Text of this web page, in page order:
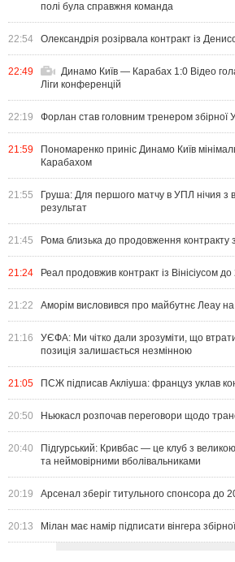
полі була справжня команда
22:54 Олександрія розірвала контракт із
22:49
Динамо Київ — Карабах 1:0 Відео
Ліги конференцій
22:19 Форлан став головним тренером збірної
21:59
Пономаренко приніс Динамо Київ
Карабахом
21:55
Груша: Для першого матчу в УПЛ нічия з
результат
21:45 Рома близька до продовження контракту
21:24 Реал продовжив контракт із Вінісіусом
21:22 Аморім висловився про майбутнє Леау
21:16
УЄФА: Ми чітко дали зрозуміти, що
позиція залишається незмінною
21:05 ПСЖ підписав Акліуша: француз уклав
20:50 Ньюкасл розпочав переговори щодо
20:40
Підгурський: Кривбас — це клуб з
та неймовірними вболівальниками
20:19 Арсенал зберіг титульного спонсора до
20:13 Мілан має намір підписати вінгера